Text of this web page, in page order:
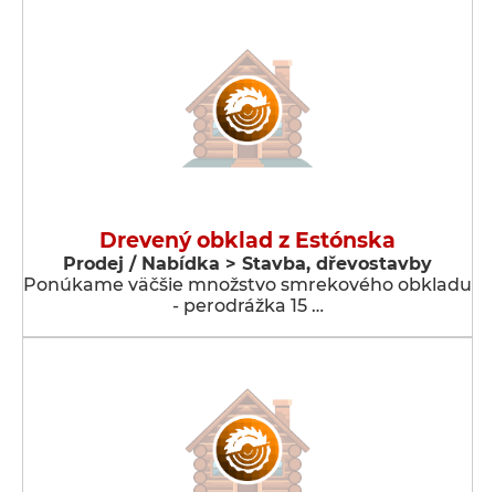
Drevený obklad z Estónska
Prodej / Nabídka > Stavba, dřevostavby
Ponúkame väčšie množstvo smrekového obkladu
- perodrážka 15 …